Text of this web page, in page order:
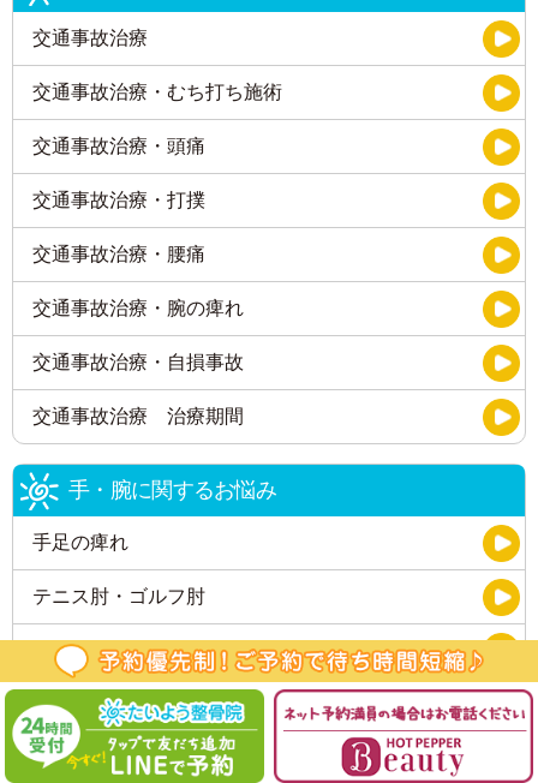
交通事故治療
交通事故治療・むち打ち施術
交通事故治療・頭痛
交通事故治療・打撲
交通事故治療・腰痛
交通事故治療・腕の痺れ
交通事故治療・自損事故
交通事故治療 治療期間
手・腕に関するお悩み
手足の痺れ
テニス肘・ゴルフ肘
腱鞘炎
胸郭出口症候群
頭・首・肩に関するお悩み